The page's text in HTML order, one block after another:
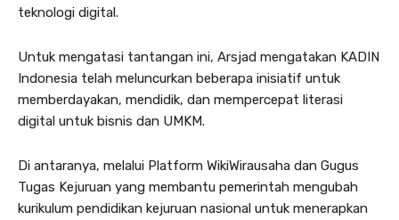
teknologi digital.
Untuk mengatasi tantangan ini, Arsjad mengatakan KADIN
Indonesia telah meluncurkan beberapa inisiatif untuk
memberdayakan, mendidik, dan mempercepat literasi
digital untuk bisnis dan UMKM.
Di antaranya, melalui Platform WikiWirausaha dan Gugus
Tugas Kejuruan yang membantu pemerintah mengubah
kurikulum pendidikan kejuruan nasional untuk menerapkan